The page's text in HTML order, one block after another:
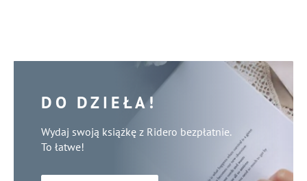
DO DZIEŁA!
Wydaj swoją książkę z Ridero bezpłatnie.
To łatwe!